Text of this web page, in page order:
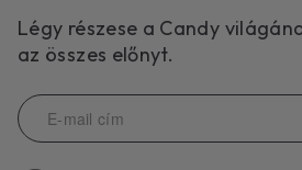
Légy részese a Candy
az összes előnyt.